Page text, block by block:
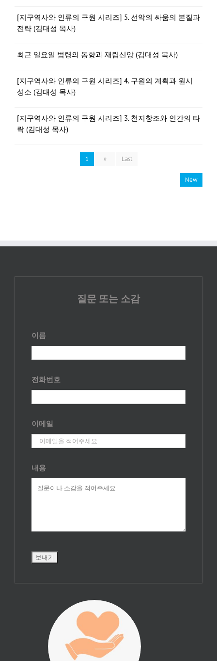
[지구역사와 인류의 구원 시리즈] 5. 선악의 싸움의 본질과
전략 (김대성 목사)
최근 일요일 법령의 동향과 재림신앙 (김대성 목사)
[지구역사와 인류의 구원 시리즈] 4. 구원의 계획과 원시
성소 (김대성 목사)
[지구역사와 인류의 구원 시리즈] 3. 천지창조와 인간의 타
락 (김대성 목사)
1 » Last
New
질문 또는 소감
이름
전화번호
이메일
내용
진리횃불 사역은
여러분의 후원으
로 이루어집니다.